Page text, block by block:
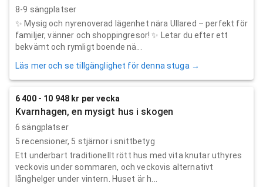
8-9 sängplatser
✨ Mysig och nyrenoverad lägenhet nära Ullared – perfekt för
familjer, vänner och shoppingresor! ✨ Letar du efter ett
bekvämt och rymligt boende nä...
Läs mer och se tillgänglighet för denna stuga →
6 400 - 10 948 kr per vecka
Kvarnhagen, en mysigt hus i skogen
6 sängplatser
5 recensioner, 5 stjärnor i snittbetyg
Ett underbart traditionellt rött hus med vita knutar uthyres
veckovis under sommaren, och veckovis alternativt
långhelger under vintern. Huset är h...